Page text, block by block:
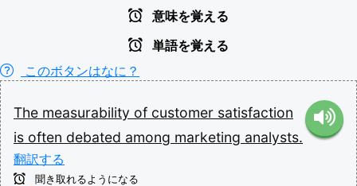
意味を覚える
単語を覚える
このボタンはなに？
The measurability of customer satisfaction
is often debated among marketing analysts.
翻訳する
聞き取れるようになる